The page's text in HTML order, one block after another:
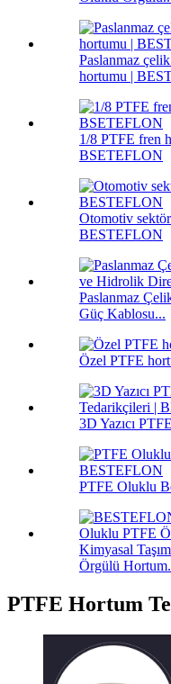
Paslanmaz
hortumu |
1/8 PTFE fren
BSETEFLON
Otomotiv
BESTEFLON
Paslanmaz
Güç Kablosu...
Özel PTFE
3D Yazıcı
PTFE Oluklu
Kimyasal
Örgülü
PTFE Hortum